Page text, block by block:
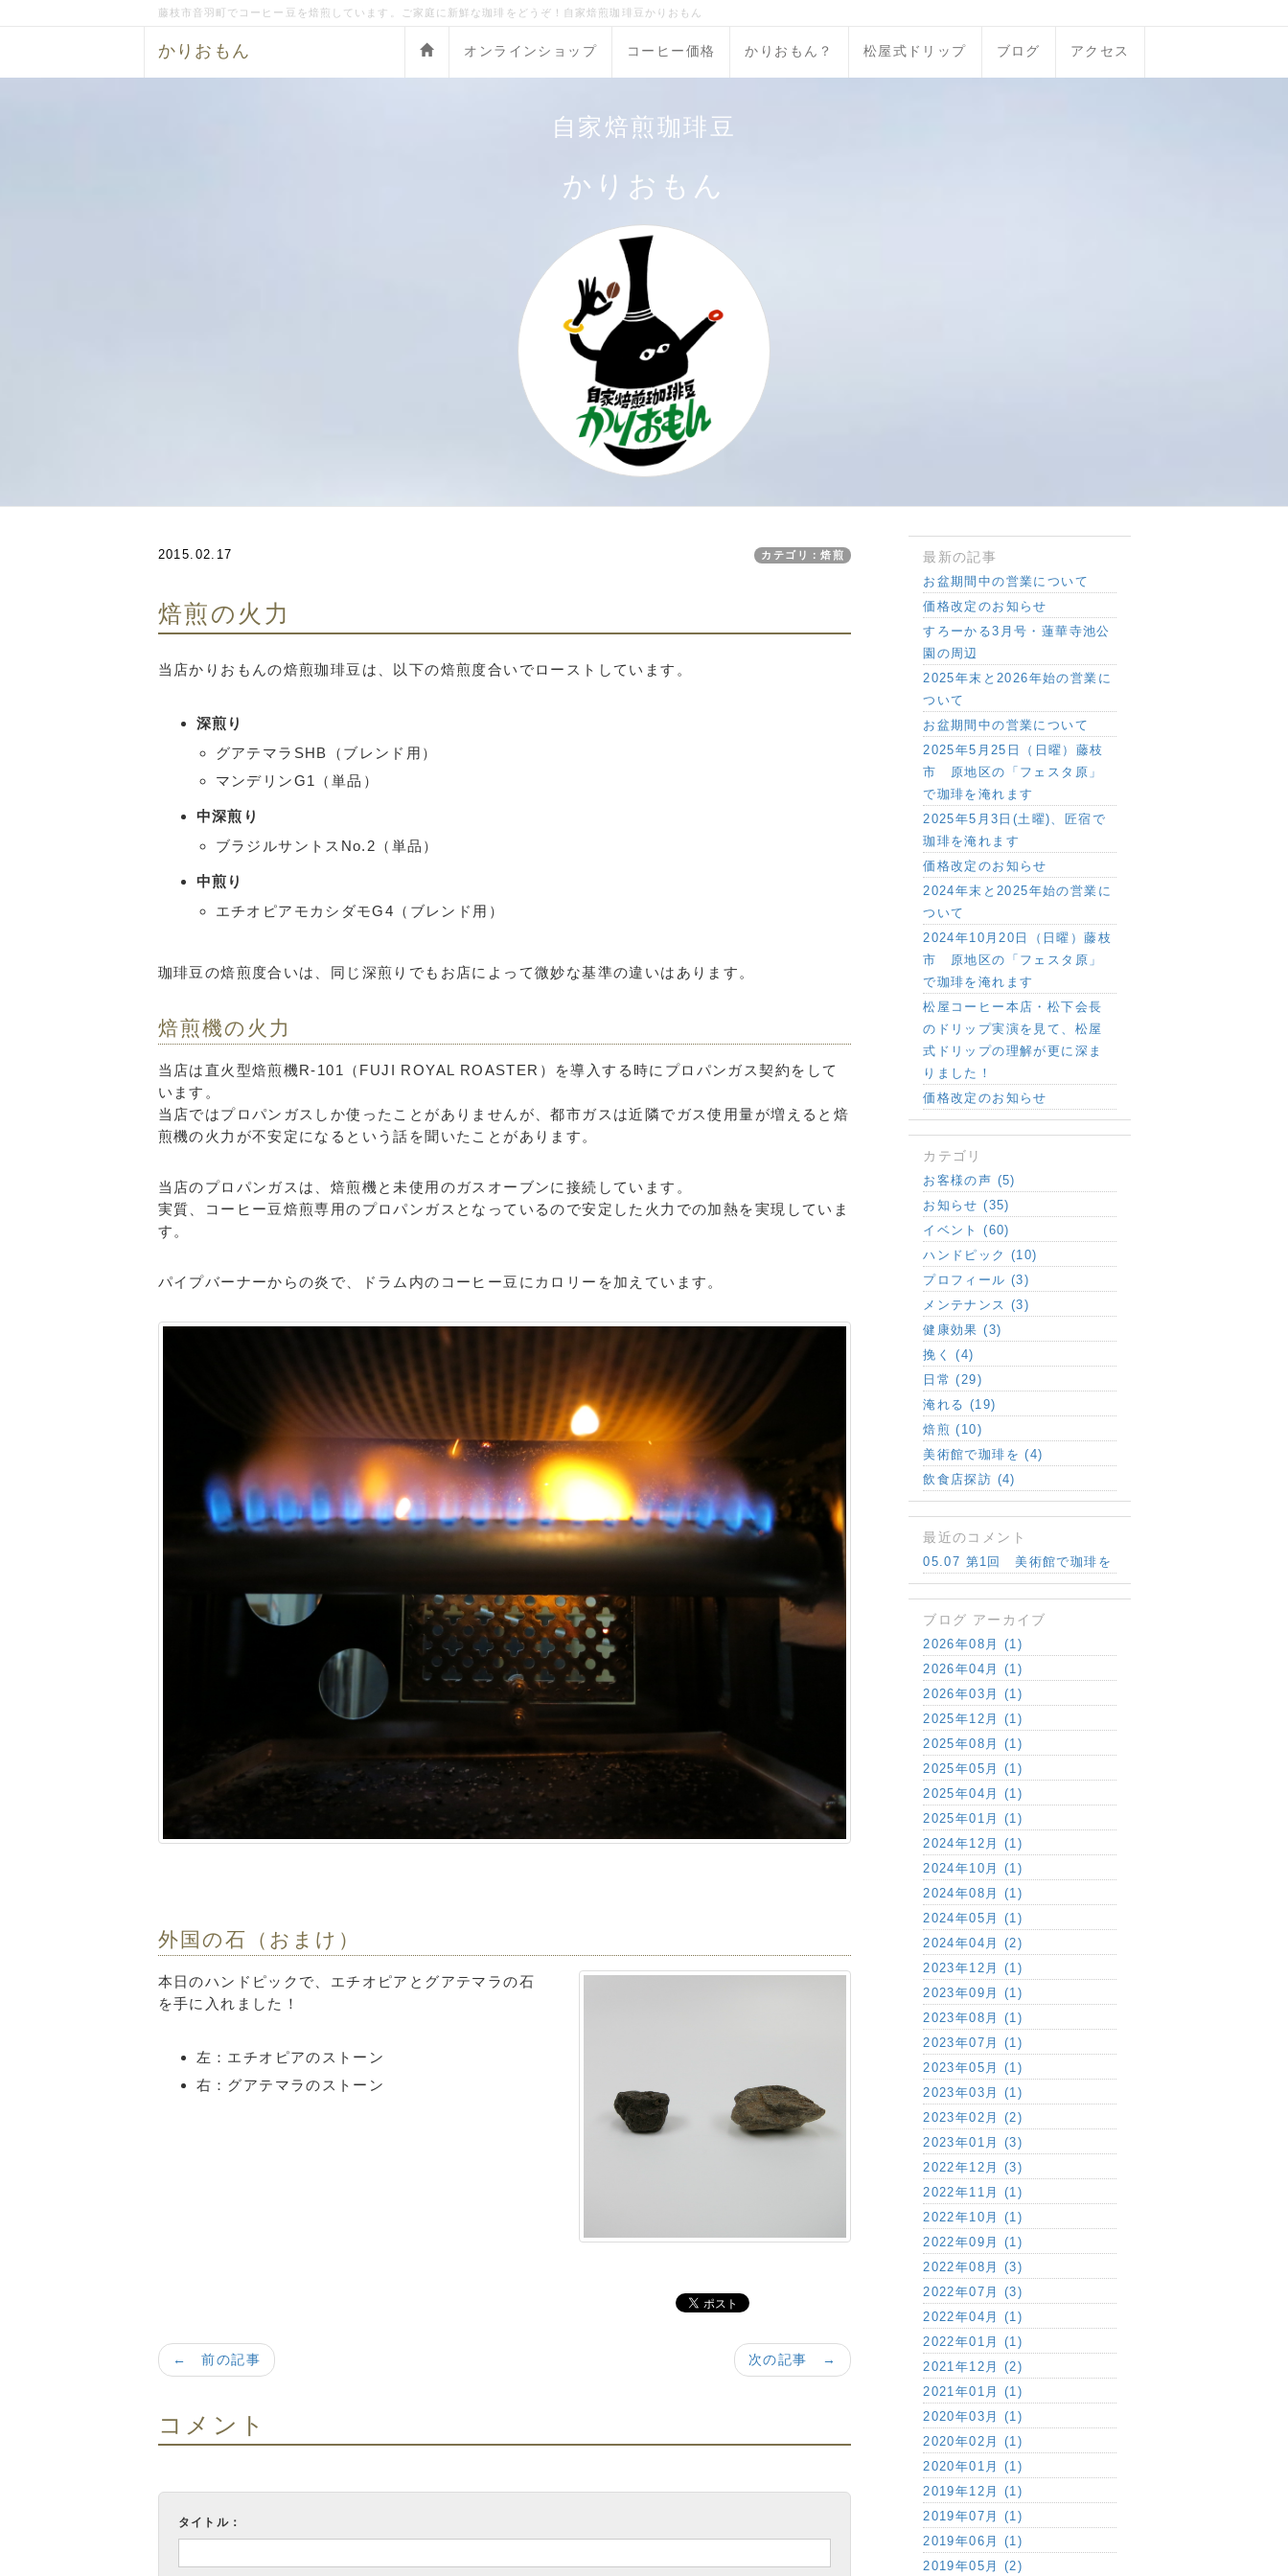
藤枝市音羽町でコーヒー豆を焙煎しています。ご家庭に新鮮な珈琲をどうぞ！自家焙煎珈琲豆かりおもん
かりおもん オンラインショップ コーヒー価格 かりおもん？ 松屋式ドリップ ブログ アクセス
自家焙煎珈琲豆
かりおもん
2015.02.17 カテゴリ：焙煎
焙煎の火力
当店かりおもんの焙煎珈琲豆は、以下の焙煎度合いでローストしています。
深煎り
グアテマラSHB（ブレンド用）
マンデリンG1（単品）
中深煎り
ブラジルサントスNo.2（単品）
中煎り
エチオピアモカシダモG4（ブレンド用）
珈琲豆の焙煎度合いは、同じ深煎りでもお店によって微妙な基準の違いはあります。
焙煎機の火力
当店は直火型焙煎機R-101（FUJI ROYAL ROASTER）を導入する時にプロパンガス契約をして
います。
当店ではプロパンガスしか使ったことがありませんが、都市ガスは近隣でガス使用量が増えると焙
煎機の火力が不安定になるという話を聞いたことがあります。
当店のプロパンガスは、焙煎機と未使用のガスオーブンに接続しています。
実質、コーヒー豆焙煎専用のプロパンガスとなっているので安定した火力での加熱を実現していま
す。
パイプバーナーからの炎で、ドラム内のコーヒー豆にカロリーを加えています。
外国の石（おまけ）
本日のハンドピックで、エチオピアとグアテマラの石
を手に入れました！
左：エチオピアのストーン
右：グアテマラのストーン
次の記事 →
← 前の記事
コメント
タイトル：
最新の記事
お盆期間中の営業について
価格改定のお知らせ
すろーかる3月号・蓮華寺池公
園の周辺
2025年末と2026年始の営業に
ついて
お盆期間中の営業について
2025年5月25日（日曜）藤枝
市 原地区の「フェスタ原」
で珈琲を淹れます
2025年5月3日(土曜)、匠宿で
珈琲を淹れます
価格改定のお知らせ
2024年末と2025年始の営業に
ついて
2024年10月20日（日曜）藤枝
市 原地区の「フェスタ原」
で珈琲を淹れます
松屋コーヒー本店・松下会長
のドリップ実演を見て、松屋
式ドリップの理解が更に深ま
りました！
価格改定のお知らせ
カテゴリ
お客様の声 (5)
お知らせ (35)
イベント (60)
ハンドピック (10)
プロフィール (3)
メンテナンス (3)
健康効果 (3)
挽く (4)
日常 (29)
淹れる (19)
焙煎 (10)
美術館で珈琲を (4)
飲食店探訪 (4)
最近のコメント
05.07 第1回 美術館で珈琲を
ブログ アーカイブ
2026年08月 (1)
2026年04月 (1)
2026年03月 (1)
2025年12月 (1)
2025年08月 (1)
2025年05月 (1)
2025年04月 (1)
2025年01月 (1)
2024年12月 (1)
2024年10月 (1)
2024年08月 (1)
2024年05月 (1)
2024年04月 (2)
2023年12月 (1)
2023年09月 (1)
2023年08月 (1)
2023年07月 (1)
2023年05月 (1)
2023年03月 (1)
2023年02月 (2)
2023年01月 (3)
2022年12月 (3)
2022年11月 (1)
2022年10月 (1)
2022年09月 (1)
2022年08月 (3)
2022年07月 (3)
2022年04月 (1)
2022年01月 (1)
2021年12月 (2)
2021年01月 (1)
2020年03月 (1)
2020年02月 (1)
2020年01月 (1)
2019年12月 (1)
2019年07月 (1)
2019年06月 (1)
2019年05月 (2)